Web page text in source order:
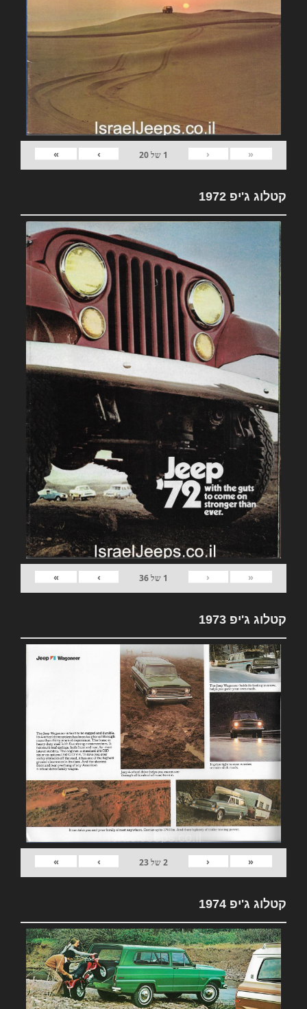
«
‹
1 של20
›
»
קטלוג ג'יפ 1972
«
‹
1 של36
›
»
קטלוג ג'יפ 1973
«
‹
2של23
›
»
קטלוג ג'יפ 1974